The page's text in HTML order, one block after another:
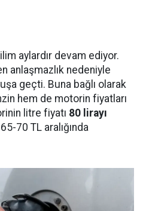
aylardır devam ediyor.
anlaşmazlık nedeniyle
geçti. Buna bağlı olarak
hem de motorin fiyatları
litre fiyatı 80 lirayı
70 TL aralığında